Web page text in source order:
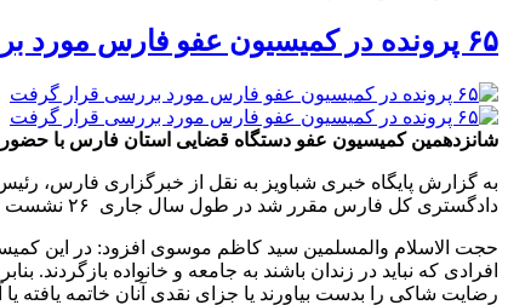
۶۵ پرونده در کمیسیون عفو فارس مورد بررسی قرار گرفت
شانزدهمین کمیسیون عفو دستگاه قضایی استان فارس با حضور اعضا و به میزبانی
به گزارش پایگاه خبری شباویز به نقل از خبرگزاری فارس،
دادگستری کل فارس مقرر شد در طول سال جاری ۲۶ نشست کمیسیون برگزار و نسبت به درخواست‌های وارده اتخاذ تصمیم شود که تا کنون ۱۶ جلسه آن برگزار شده است.
حجت الاسلام والمسلمین سید کاظم موسوی افزود: در این
افرادی که نباید در زندان باشند به جامعه و خانواده بازگردند.
رضایت شاکی را بدست بیاورند یا جزای نقدی آنان خاتمه یافته